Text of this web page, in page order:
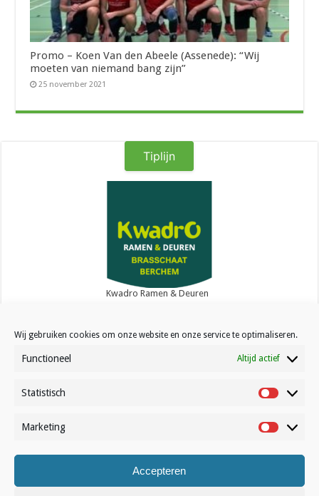
Wij gebruiken cookies om onze website en onze service te optimaliseren.
Functioneel Altijd actief
Statistisch Statistisch
Marketing
Accepteren
Promo – Koen Van den Abeele (Assenede): “Wij
moeten van niemand bang zijn”
25 november 2021
Tiplijn
Kwadro Ramen & Deuren
Contact
© Volleynews.be2026